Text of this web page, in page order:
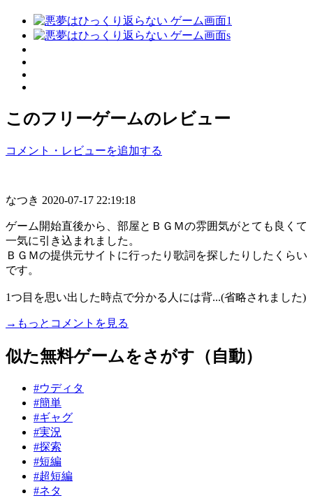
このフリーゲームのレビュー
コメント・レビューを追加する
なつき 2020-07-17 22:19:18
ゲーム開始直後から、部屋とＢＧＭの雰囲気がとても良くて
一気に引き込まれました。
ＢＧＭの提供元サイトに行ったり歌詞を探したりしたくらい
です。
1つ目を思い出した時点で分かる人には背...(省略されました)
→もっとコメントを見る
似た無料ゲームをさがす（自動）
#ウディタ
#簡単
#ギャグ
#実況
#探索
#短編
#超短編
#ネタ